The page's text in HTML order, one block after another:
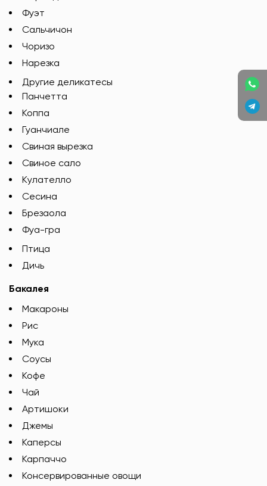
Фуэт
Сальчичон
Чоризо
Нарезка
Другие деликатесы
Панчетта
Коппа
Гуанчиале
Свиная вырезка
Свиное сало
Кулателло
Сесина
Брезаола
Фуа-гра
Птица
Дичь
Бакалея
Макароны
Рис
Мука
Соусы
Кофе
Чай
Артишоки
Джемы
Каперсы
Карпаччо
Консервированные овощи